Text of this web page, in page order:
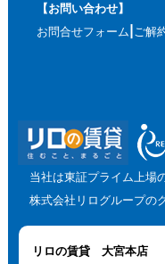
【お問い合わせ】
お問合せフォーム ご解
当社は東証プライム上場
株式会社リログループの
リロの賃貸 大宮本店